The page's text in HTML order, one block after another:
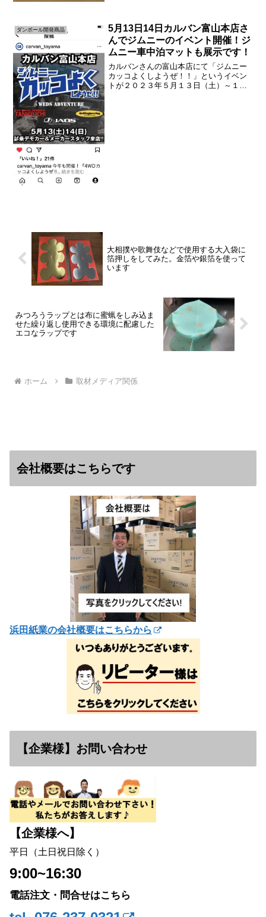
ろ助言を頂きシートパレットに使えるか
どうか実験してみました。...
ダンボール開発商品
5月13日14日カルバン富山本店さ
んでジムニーのイベント開催！ジ
ムニー車中泊マットも展示です！
カルバンさんの富山本店にて「ジムニー
カッコよくしようぜ！！」というイベン
トが２０２３年５月１３日（土）～１４
大相撲や歌舞伎などで使用する大入袋に
箔押しをしてみた。金箔や銀箔を使って
います
みつろうラップとは布に蜜蝋をしみ込ま
せた繰り返し使用できる環境に配慮した
エコなラップです
ホーム 取材メディア関係
会社概要はこちらです
浜田紙業の会社概要はこちらから
【企業様】お問い合わせ
【企業様へ】
平日（土日祝日除く）
9:00~16:30
電話注文・問合せはこちら